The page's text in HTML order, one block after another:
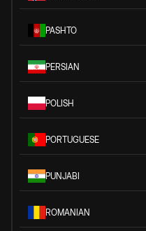
PASHTO
PERSIAN
POLISH
PORTUGUESE
PUNJABI
ROMANIAN